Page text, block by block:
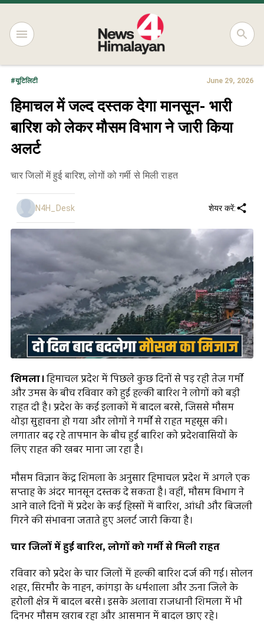
#यूटिलिटी June 29, 2026
हिमाचल में जल्द दस्तक देगा मानसून- भारी
बारिश को लेकर मौसम विभाग ने जारी किया
अलर्ट
चार जिलों में हुई बारिश, लोगों को गर्मी से मिली राहत
N4H_Desk शेयर करें:
शिमला।हिमाचल प्रदेश में पिछले कुछ दिनों से पड़ रही तेज गर्मी
और उमस के बीच रविवार को हुई हल्की बारिश ने लोगों को बड़ी
राहत दी है। प्रदेश के कई इलाकों में बादल बरसे, जिससे मौसम
थोड़ा सुहावना हो गया और लोगों ने गर्मी से राहत महसूस की।
लगातार बढ़ रहे तापमान के बीच हुई बारिश को प्रदेशवासियों के
लिए राहत की खबर माना जा रहा है।
मौसम विज्ञान केंद्र शिमला के अनुसार हिमाचल प्रदेश में अगले एक
सप्ताह के अंदर मानसून दस्तक दे सकता है। वहीं, मौसम विभाग ने
आने वाले दिनों में प्रदेश के कई हिस्सों में बारिश, आंधी और बिजली
गिरने की संभावना जताते हुए अलर्ट जारी किया है।
चार जिलों में हुई बारिश, लोगों को गर्मी से मिली राहत
रविवार को प्रदेश के चार जिलों में हल्की बारिश दर्ज की गई। सोलन
शहर, सिरमौर के नाहन, कांगड़ा के धर्मशाला और ऊना जिले के
हरोली क्षेत्र में बादल बरसे। इसके अलावा राजधानी शिमला में भी
दिनभर मौसम खराब रहा और आसमान में बादल छाए रहे।